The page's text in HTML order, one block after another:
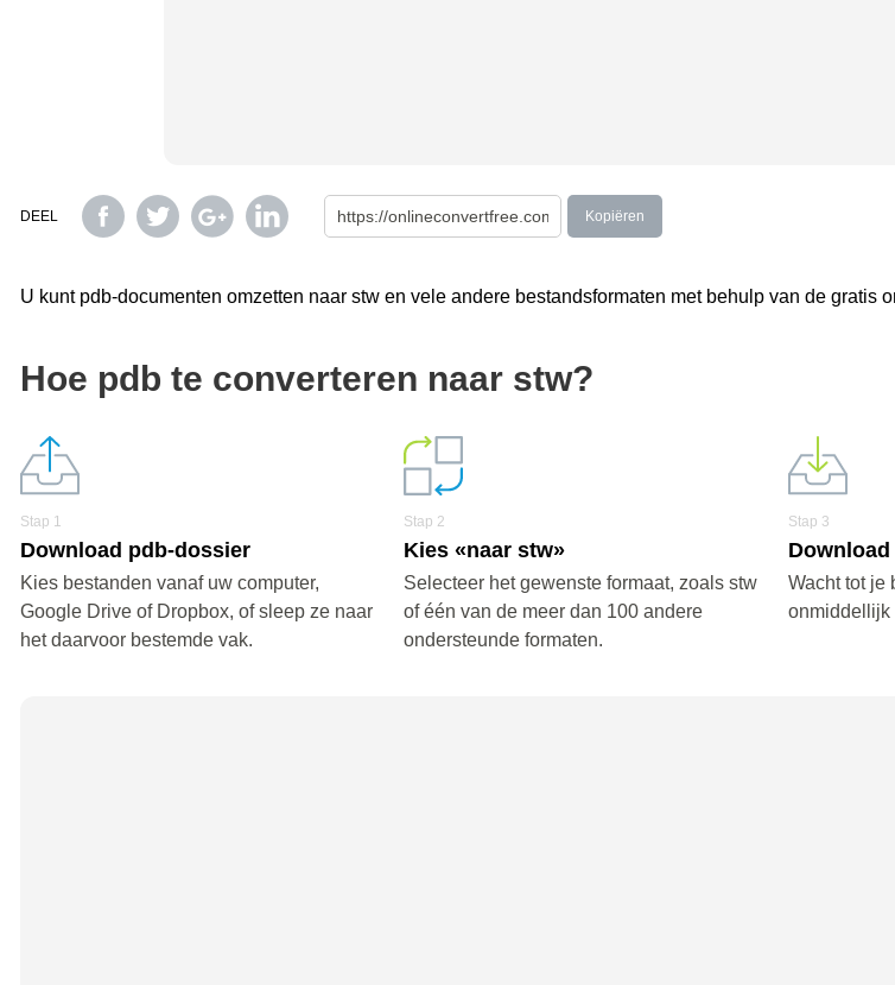
DEEL Kopiëren
U kunt pdb-documenten omzetten naar stw en vele andere bestandsformaten met behulp van de gratis
Hoe pdb te converteren naar stw?
Stap 1
Download pdb-dossier
Kies bestanden vanaf uw computer,
Google Drive of Dropbox, of sleep ze naar
het daarvoor bestemde vak.
Stap 2
Kies «naar stw»
Selecteer het gewenste formaat, zoals stw
of één van de meer dan 100 andere
ondersteunde formaten.
Stap 3
Wacht tot je
onmiddellijk